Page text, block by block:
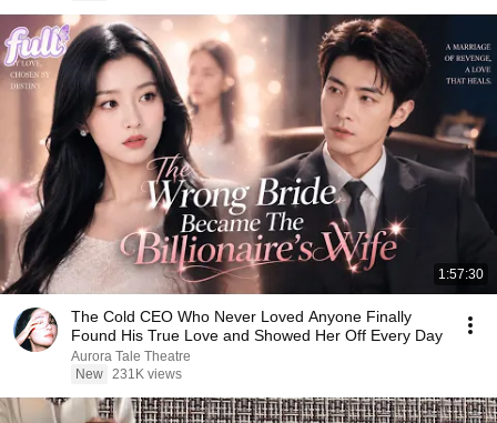
1:57:30
The Cold CEO Who Never Loved Anyone Finally
Found His True Love and Showed Her Off Every Day
Aurora Tale Theatre
New
231K views